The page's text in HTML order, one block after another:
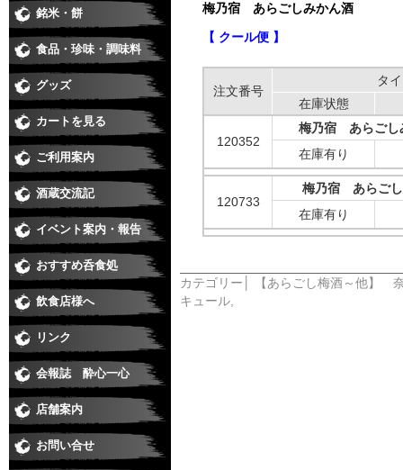
梅乃宿 あらごしみかん酒
【 クール便 】
注文番号
タ
在庫状態
120352
梅乃宿 あらご
在庫有り
120733
梅乃宿 あらご
在庫有り
カテゴリー│
【あらごし梅酒～他】
キュール
銘米・餅
食品・珍味・調味料
グッズ
カートを見る
ご利用案内
酒蔵交流記
イベント案内・報告
おすすめ呑食処
飲食店様へ
リンク
会報誌 酔心一心
店舗案内
お問い合せ